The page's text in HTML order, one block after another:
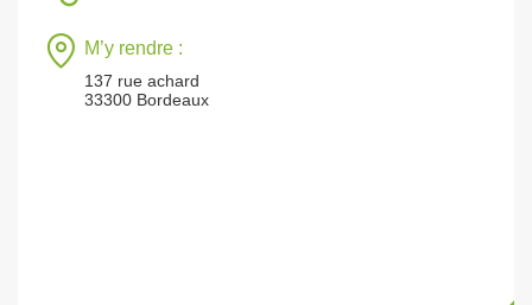
M’y rendre :
137 rue achard
33300 Bordeaux